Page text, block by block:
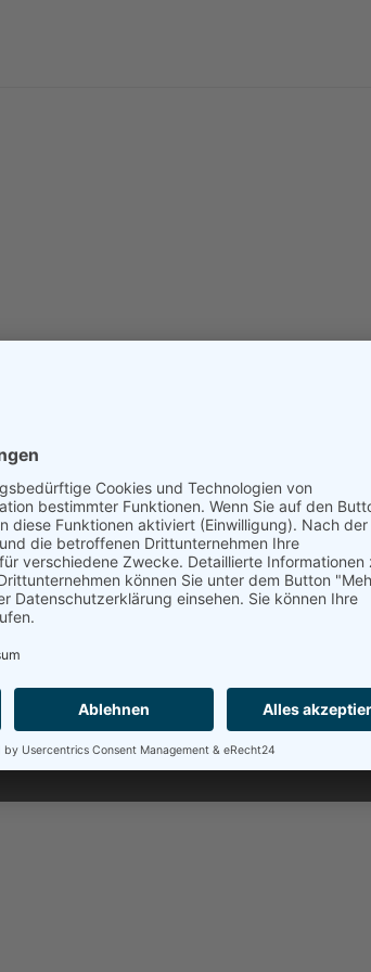
Daher
mir
bei
Medien Schlicker
Juliane Schlicker
Obermögersheim 16a
91717 Wassertrüdingen